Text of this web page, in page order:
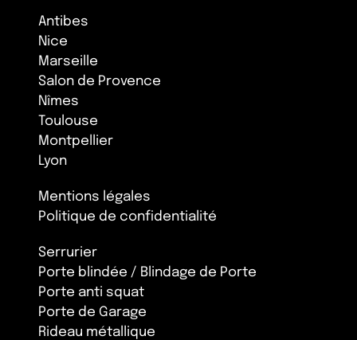
Antibes
Nice
Marseille
Salon de Provence
Nîmes
Toulouse
Montpellier
Lyon
Mentions légales
Politique de confidentialité
Serrurier
Porte blindée / Blindage de Porte
Porte anti squat
Porte de Garage
Rideau métallique